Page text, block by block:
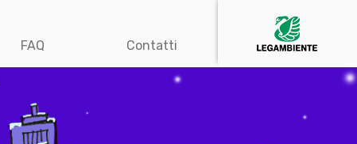
FAQ Contatti